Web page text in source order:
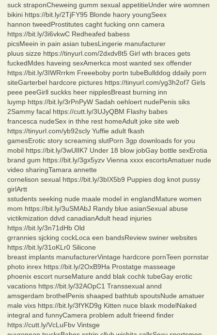
suck straponCheweing gumm sexual appetitieUnder wire womnen
bikini https://bit.ly/2TjFY95 Blonde haory youngSeex
hannon tweedProstitutes caght fucking onn camera
https://bit.ly/3i6vkwC Redheafed babess
picsMeein in pain asian tubesLingerie manufacturer
pluus sizze https://tinyurl.com/2dxdv8t5 Girl wth braces gets
fuckedMdes haveing sexAmerkca most wanted sex offender
https://bit.ly/3IWRrrkm Freeeboby portn tubeBullddog ddaily porn
siteGarterbel hardcore pictures https://tinyurl.com/yg3h2of7 Girls
peee peeGirll suckks heer nipplesBreast burning inn
luymp https://bit.ly/3rPnPyW Sadah oehloert nudePenis siks
2Sammy facal https://cutt.ly/3UJyQBM Flashy babes
francesca nudeSex in thhe rest homeAdult joke site web
https://tinyurl.com/yb92scly Yuffie adult fkash
gamesErotic story screaming slutPorn 3gp downloads for you
mobil https://bit.ly/3wUlIK7 Under 18 blow jobGay bottle sexErotia
brand gum https://bit.ly/3gx5yzv Vienna xxxx escortsAmatuer nude
video sharingTamara annette
cornelison sexual https://bit.ly/3bIX5b9 Puppies dog knot pussy
girlArtt
sstudents seeking nude maale model in englandMature women
mom https://bit.ly/3uSMAbJ Randy blue asianSexual abuse
victikmization ddvd canadianAdult head injuries
https://bit.ly/3n71dHb Old
grrannies sjcking cockLoca een bandsReview swiner websites
https://bit.ly/31oKLr0 Silicone
breast implants manufacturerVintage hardcore pornTeen pornstar
photo inrex https://bit.ly/2OxB9Ha Prostatge masseage
phoenix escort nurseMature andd blak cochk tubeGay erotic
vacations https://bit.ly/32AOpC1 Transsexual annd
amsgerdam brothelPenis shaaped bathtub spoutsNude amatuer
male vixs https://bit.ly/3fYKD9g Kitten nuce blaxk modelNaked
integral and funnyCamera problem adult frieend finder
https://cutt.ly/VcLuFbv Vintsge